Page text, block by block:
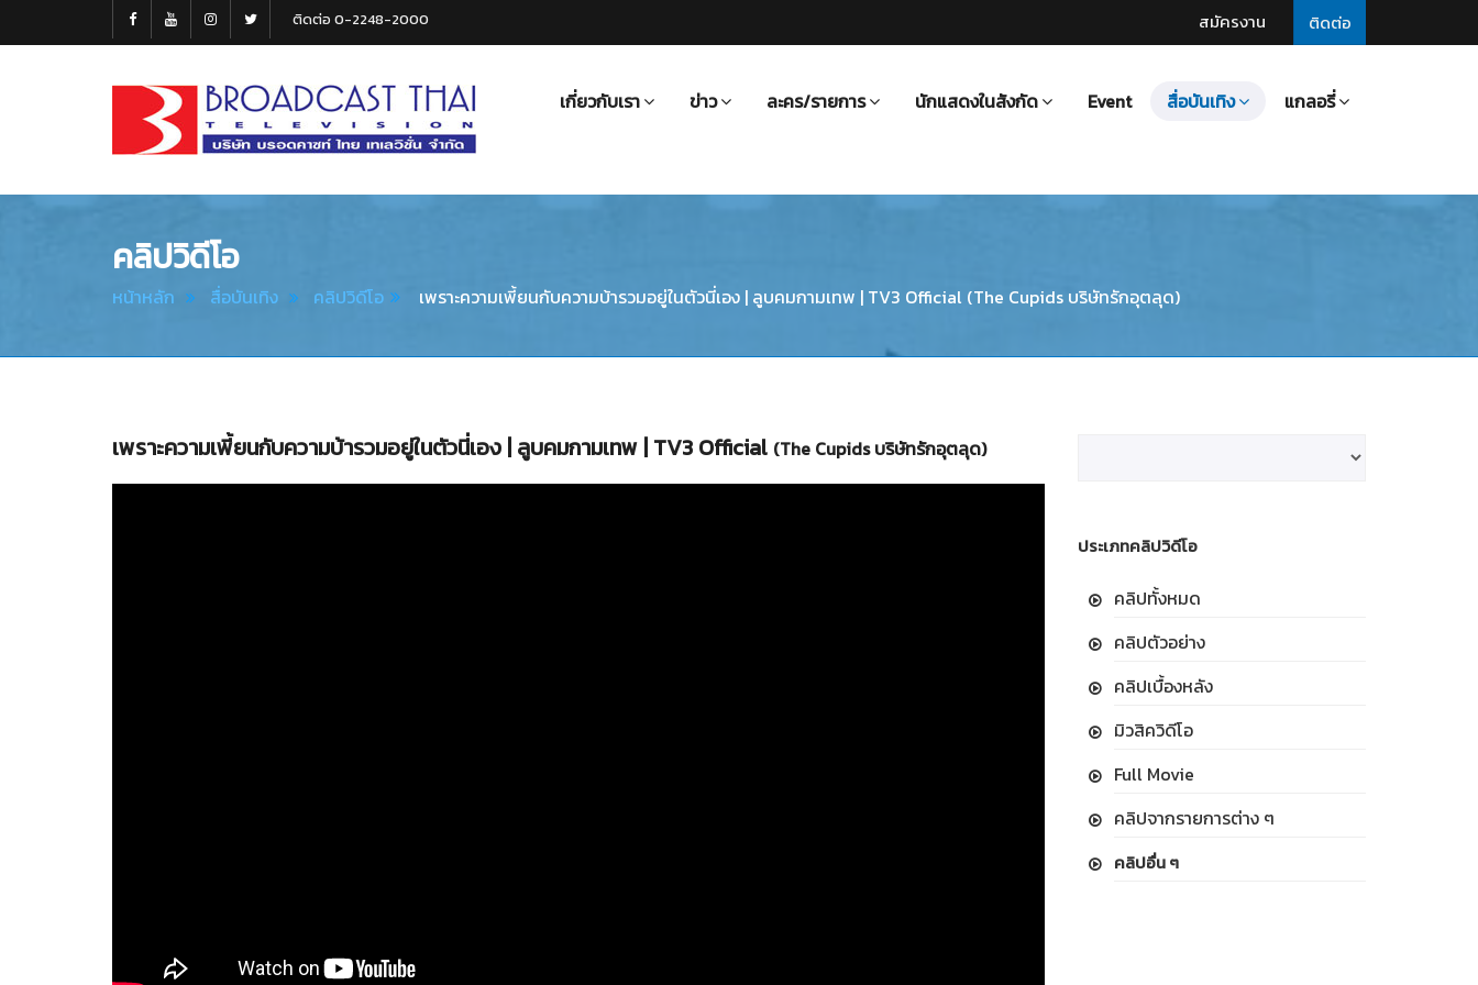
ติดต่อ
สมัครงาน
ติดต่อ 0-2248-2000
Thai
เกี่ยวกับเรา ข่าว ละคร/รายการ นักแสดงในสังกัด Event สื่อบันเทิง แกลอรี่
คลิปวิดีโอ
หน้าหลัก สื่อบันเทิง คลิปวิดีโอ เพราะความเพี้ยนกับความบ้ารวมอยู่ในตัวนี่เอง | ลูบคมกามเทพ | TV3 Official (The Cupids บริษัทรักอุตลุด)
เพราะความเพี้ยนกับความบ้ารวมอยู่ในตัวนี่เอง | ลูบคมกามเทพ | TV3 Official (The Cupids บริษัทรักอุตลุด)
ประเภทคลิปวิดีโอ
คลิปทั้งหมด
คลิปตัวอย่าง
คลิปเบื้องหลัง
มิวสิควิดีโอ
Full Movie
คลิปจากรายการต่าง ๆ
คลิปอื่น ๆ